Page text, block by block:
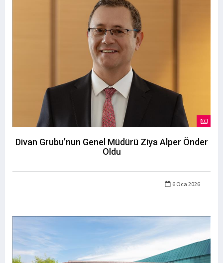
Divan Grubu’nun Genel Müdürü Ziya Alper Önder
Oldu
6 Oca 2026